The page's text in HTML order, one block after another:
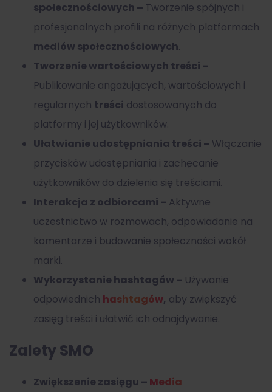
społecznościowych – Tworzenie spójnych i
profesjonalnych profili na różnych platformach
mediów społecznościowych.
Tworzenie wartościowych treści –
Publikowanie angażujących, wartościowych i
regularnych treści dostosowanych do
platformy i jej użytkowników.
Ułatwianie udostępniania treści – Włączanie
przycisków udostępniania i zachęcanie
użytkowników do dzielenia się treściami.
Interakcja z odbiorcami – Aktywne
uczestnictwo w rozmowach, odpowiadanie na
komentarze i budowanie społeczności wokół
marki.
Wykorzystanie hashtagów – Używanie
odpowiednich hashtagów, aby zwiększyć
zasięg treści i ułatwić ich odnajdywanie.
Zalety SMO
Zwiększenie zasięgu – Media